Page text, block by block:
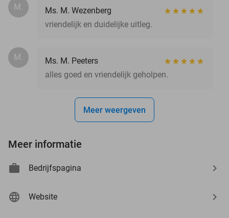
M.
Ms. M. Wezenberg
vriendelijk en duidelijke uitleg.
M.
Ms. M. Peeters
alles goed en vriendelijk geholpen.
Meer weergeven
Meer informatie
Bedrijfspagina
Website